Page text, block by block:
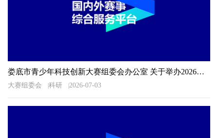
娄底市青少年科技创新大赛组委会办公室 关于举办2026年娄底市青少年科技创新大赛的预通知
大赛组委会 科研 2026-07-03